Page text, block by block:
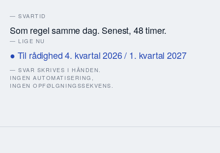
— SVARTID
Som regel samme dag. Senest, 48 timer.
— LIGE NU
● Til rådighed 4. kvartal 2026 / 1. kvartal 2027
— SVAR SKRIVES I HÅNDEN.
INGEN AUTOMATISERING,
INGEN OPFØLGNINGSSEKVENS.